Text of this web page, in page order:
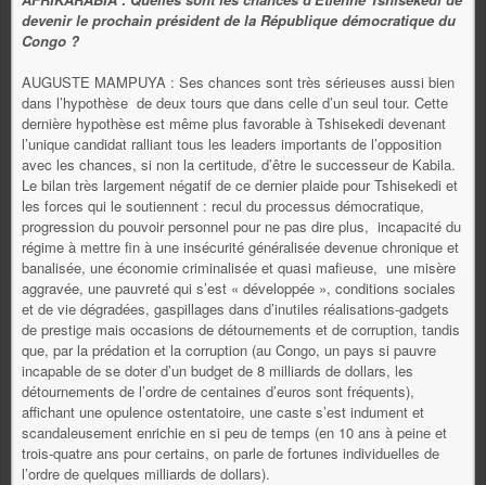
devenir le prochain président de la République démocratique du
Congo ?
AUGUSTE MAMPUYA : Ses chances sont très sérieuses aussi bien
dans l’hypothèse de deux tours que dans celle d’un seul tour. Cette
dernière hypothèse est même plus favorable à Tshisekedi devenant
l’unique candidat ralliant tous les leaders importants de l’opposition
avec les chances, si non la certitude, d’être le successeur de Kabila.
Le bilan très largement négatif de ce dernier plaide pour Tshisekedi et
les forces qui le soutiennent : recul du processus démocratique,
progression du pouvoir personnel pour ne pas dire plus, incapacité du
régime à mettre fin à une insécurité généralisée devenue chronique et
banalisée, une économie criminalisée et quasi mafieuse, une misère
aggravée, une pauvreté qui s’est « développée », conditions sociales
et de vie dégradées, gaspillages dans d’inutiles réalisations-gadgets
de prestige mais occasions de détournements et de corruption, tandis
que, par la prédation et la corruption (au Congo, un pays si pauvre
incapable de se doter d’un budget de 8 milliards de dollars, les
détournements de l’ordre de centaines d’euros sont fréquents),
affichant une opulence ostentatoire, une caste s’est indument et
scandaleusement enrichie en si peu de temps (en 10 ans à peine et
trois-quatre ans pour certains, on parle de fortunes individuelles de
l’ordre de quelques milliards de dollars).